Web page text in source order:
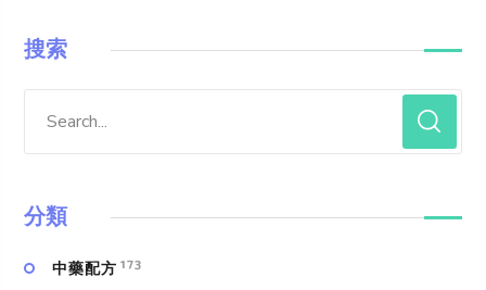
搜索
分類
中藥配方 173